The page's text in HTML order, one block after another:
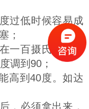
低时候容易成
；
百摄氏度，料
调到90；
到40度。如达
必须拿出来，